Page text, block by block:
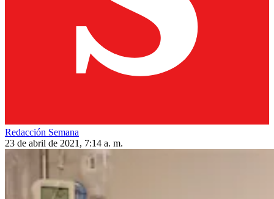
Redacción Semana
23 de abril de 2021, 7:14 a. m.